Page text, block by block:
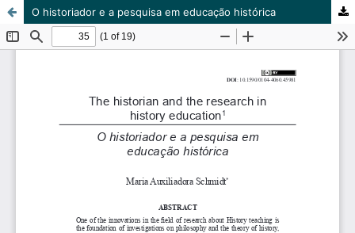
O historiador e a pesquisa em educação histórica